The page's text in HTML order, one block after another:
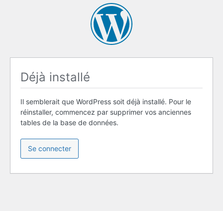
Déjà installé
Il semblerait que WordPress soit déjà installé. Pour le
réinstaller, commencez par supprimer vos anciennes
tables de la base de données.
Se connecter